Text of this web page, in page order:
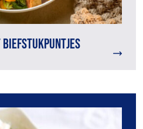
biefstukpuntjes